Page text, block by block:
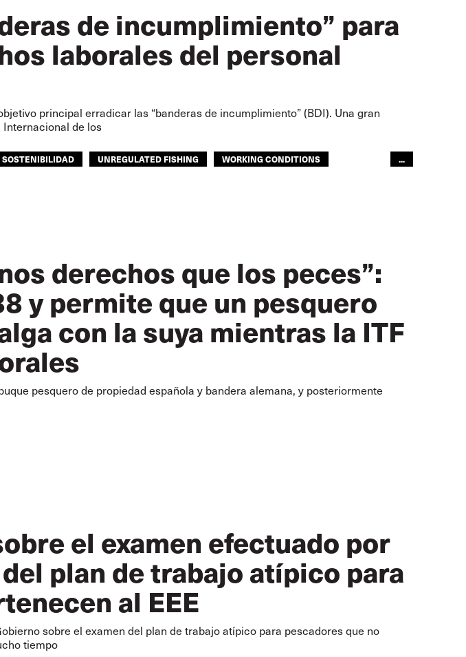
de incumplimiento” para
laborales del personal
principal erradicar las “banderas de incumplimiento” (BDI). Una gran
de los
SOSTENIBILIDAD UNREGULATED FISHING
WORKING CONDITIONS
...
derechos que los peces”:
y permite que un pesquero
con la suya mientras la ITF
pesquero de propiedad española y bandera alemana, y posteriormente
el examen efectuado por
plan de trabajo atípico para
al EEE
sobre el examen del plan de trabajo atípico para pescadores que no
tiempo